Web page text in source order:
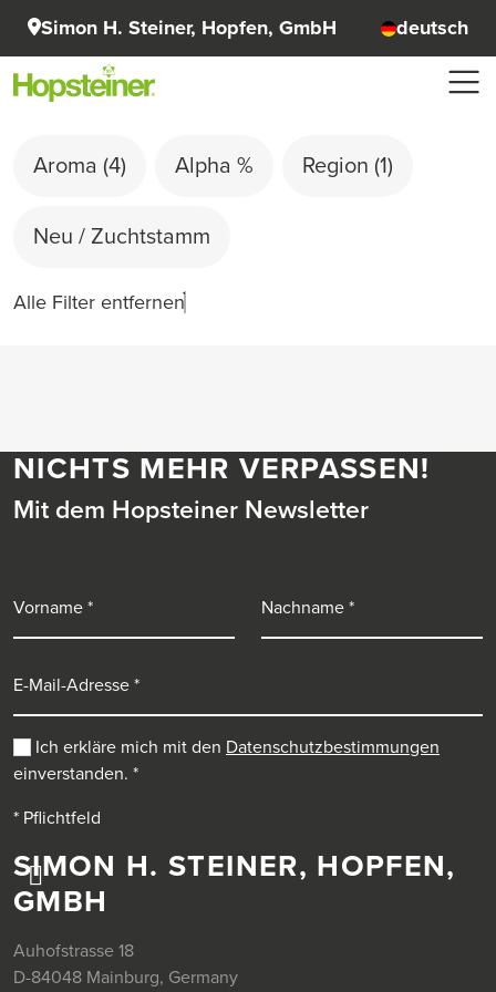
Simon H. Steiner, Hopfen, GmbH deutsch
Aroma (4) Alpha % Region (1)
Neu / Zuchtstamm
Alle Filter entfernen
SIMON H. STEINER, HOPFEN,
GMBH
Auhofstrasse 18
D-84048 Mainburg, Germany
NICHTS MEHR VERPASSEN!
Mit dem Hopsteiner Newsletter
Ich erkläre mich mit den Datenschutzbestimmungen
einverstanden. *
* Pflichtfeld